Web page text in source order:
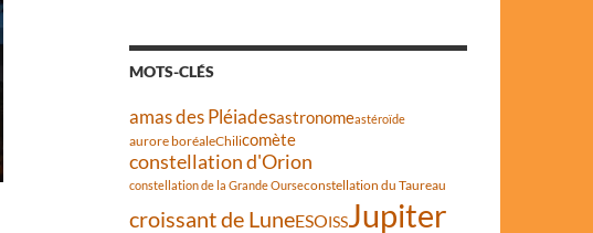
MOTS-CLÉS
amas des Pléiadesastronomeastéroïde
aurore boréaleChilicomète
constellation d'Orion
constellation de la Grande Ourseconstellation du Taureau
croissant de LuneESOISSJupiter